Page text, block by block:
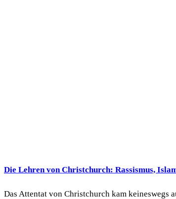
Die Lehren von Christchurch: Rassismus,
Das Attentat von Christchurch kam keineswegs